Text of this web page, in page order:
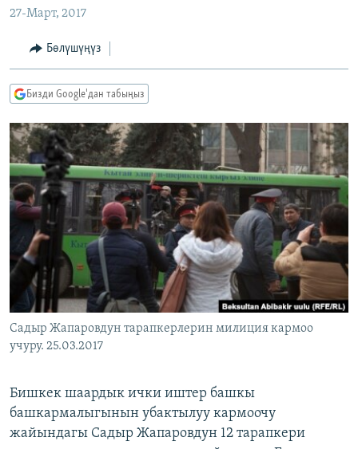
МАДАНИЯТ
ТВ ПРОГРАММАЛАР
БҮГҮН АЗАТТЫКТА
ДАНИСТЕ
ЭЖЕ-СИҢДИЛЕР
АЗАТТЫК+
ЫҢГАЙСЫЗ СУРООЛОР
ПОДКАСТ
Русский
ОНЛАЙН ШЕРИНЕ
ЭЕ/АРнун бардык сайттары
27-Март, 2017
Бөлүшүңүз
Бизди Google'дан табыңыз
Садыр Жапаровдун тарапкерлерин милиция кармоо
учуру. 25.03.2017
Бишкек шаардык ички иштер башкы
башкармалыгынын убактылуу кармоочу
жайындагы Садыр Жапаровдун 12 тарапкери